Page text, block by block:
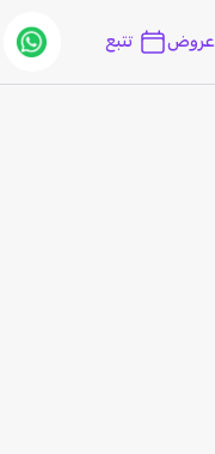
عروض تتبع